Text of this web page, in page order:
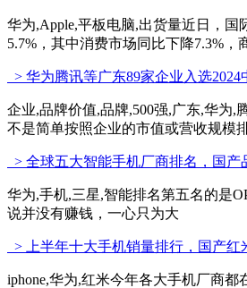
华为,Apple,平板电脑,出货量近日，
5.7%，其中消费市场同比下降7.3%，
> 华为腾讯等广东89家企业入选2024
企业,品牌价值,品牌,500强,广东,华为,
不是简单按照企业的市值或营收规模
> 全球五大智能手机厂商排名，国产
华为,手机,三星,智能排名第五名的是
说并没有赚钱，一心只为大
> 上半年十大手机销量排行，国产
iphone,华为,红米今年各大手机厂商